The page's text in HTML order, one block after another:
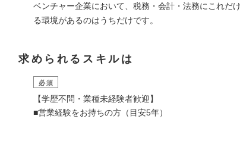
ベンチャー企業において、税務・会計・法務にこれだ
る環境があるのはうちだけです。
求められるスキルは
必須
【学歴不問・業種未経験者歓迎】
■営業経験をお持ちの方（目安5年）